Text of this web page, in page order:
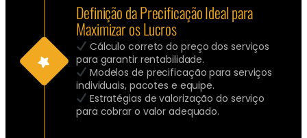
Definição da Precificação Ideal para
Maximizar os Lucros
Cálculo correto do preço dos serviços
para garantir rentabilidade.
Modelos de precificação para serviços
individuais, pacotes e equipe.
Estratégias de valorização do serviço
para cobrar o valor adequado.